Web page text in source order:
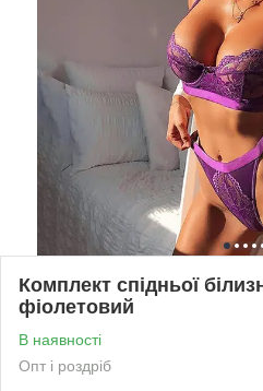
Комплект спідньої
фіолетовий
В наявності
Опт і роздріб